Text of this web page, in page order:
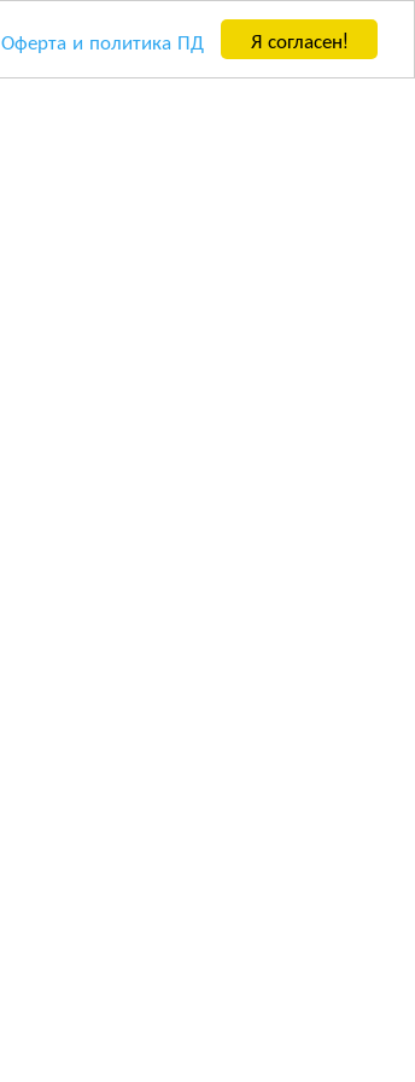
Я согласен!
Оферта и политика ПД